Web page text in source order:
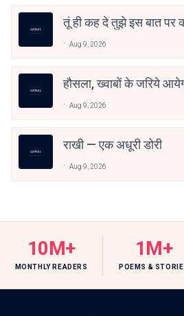
तूं ही कह दे तुझे इस बात पर
Aug 9, 2026
हौसला, ख्वाबों के जरिये
Aug 9, 2026
राखी — एक अधूरी डोरी
Aug 9, 2026
10M+
MONTHLY READERS
1M+
POEMS &